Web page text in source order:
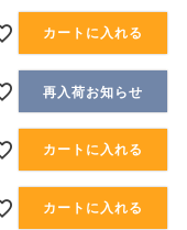
カートに入れる
再入荷お知らせ
カートに入れる
カートに入れる